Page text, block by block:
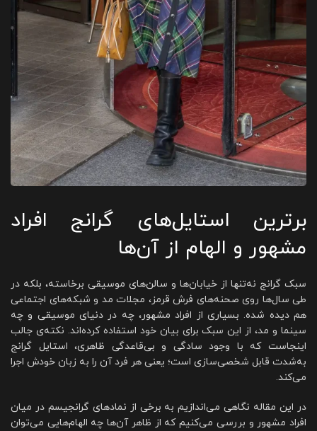
برترین استایل‌های گرانج افراد
مشهور و الهام از آن‌ها
سبک گرانج نه‌تنها از خیابان‌ها و سالن‌های موسیقی برخاسته، بلکه در
طی سال‌ها روی صحنه‌های فرش قرمز، مجلات مد و شبکه‌های اجتماعی
هم دیده شده. بسیاری از افراد مشهور، چه در دنیای موسیقی و چه
سینما و مد، از این سبک برای بیان خود استفاده کرده‌اند. نکته‌ی جالب
اینجاست که با وجود سادگی و بی‌قاعدگی ظاهری، استایل گرانج
به‌شدت قابل شخصی‌سازی است؛ یعنی هر فرد آن را به زبان خودش اجرا
می‌کند.
در این مقاله نگاهی می‌اندازیم به برخی از نمادهای گرانجیسم در میان
افراد مشهور و بررسی می‌کنیم که از ظاهر آن‌ها چه الهام‌هایی می‌توان